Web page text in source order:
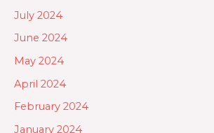
July 2024
June 2024
May 2024
April 2024
February 2024
January 2024